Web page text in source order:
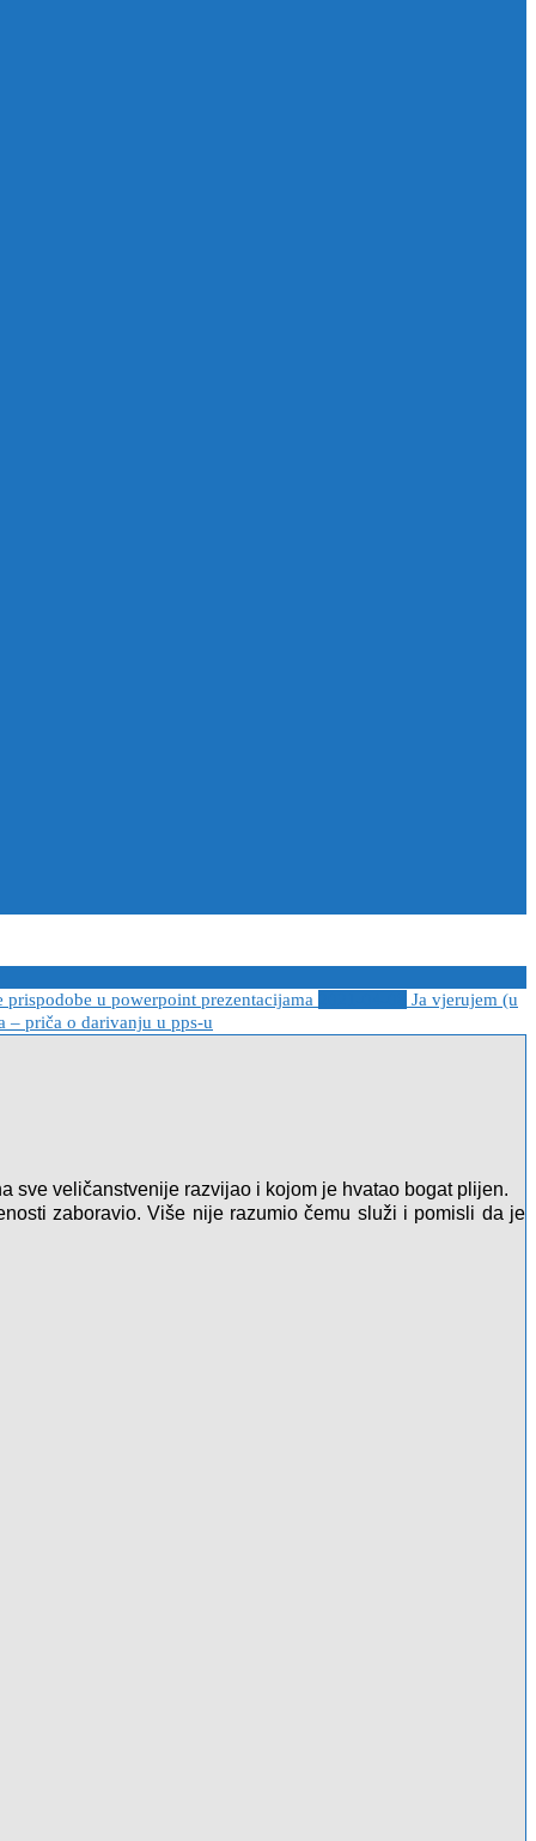
prispodobe u powerpoint prezentacijama
Ja vjerujem (u
– priča o darivanju u pps-u
sve veličanstvenije razvijao i kojom je hvatao bogat plijen.
zaboravio. Više nije razumio čemu služi i pomisli da je